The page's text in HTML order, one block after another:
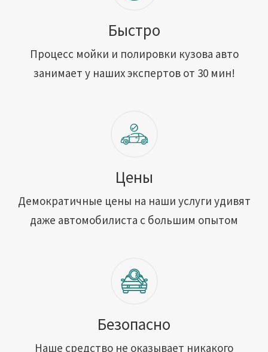
Быстро
Процесс мойки и полировки кузова авто
занимает у наших экспертов от 30 мин!
Цены
Демократичные цены на наши услуги удивят
даже автомобилиста с большим опытом
Безопасно
Наше средство не оказывает никакого